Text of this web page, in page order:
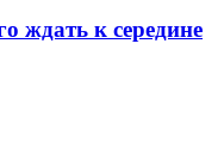
ждать к середине